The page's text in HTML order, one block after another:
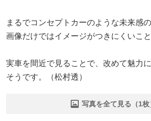
まるでコンセプトカーのような未来感
画像だけではイメージがつきにくいこと
実車を間近で見ることで、改めて魅力
そうです。（松村透）
写真を全て見る（1枚